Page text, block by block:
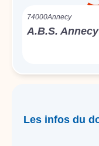
74000Annecy
A.B.S.
Les infos du